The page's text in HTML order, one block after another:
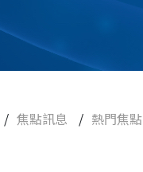
/ 焦點訊息 / 熱門焦點